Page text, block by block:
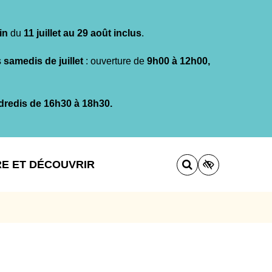
du 11 juillet au 29 août inclus.
samedis de juillet : ouverture de 9h00 à 12h00,
de 16h30 à 18h30.
ET DÉCOUVRIR